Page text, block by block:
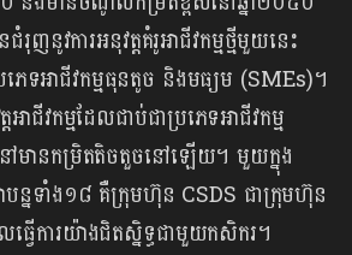
ជំរុញនូវការអនុវត្តគំរូអាជីវកម្មថ្មីមួយនេះ​
ទអាជីវកម្មធុនតូច និងមធ្យម (SMEs)។
ជីវកម្មដែលជាប់ជាប្រភេទអាជីវកម្ម
ៅមាន​កម្រិតតិចតួចនៅឡើយ។ មួយក្នុង
ន្នទាំង១៨ គឺក្រុមហ៊ុន CSDS ជាក្រុមហ៊ុន
វើការយ៉ាងជិតស្និទ្ធជាមួយកសិករ។